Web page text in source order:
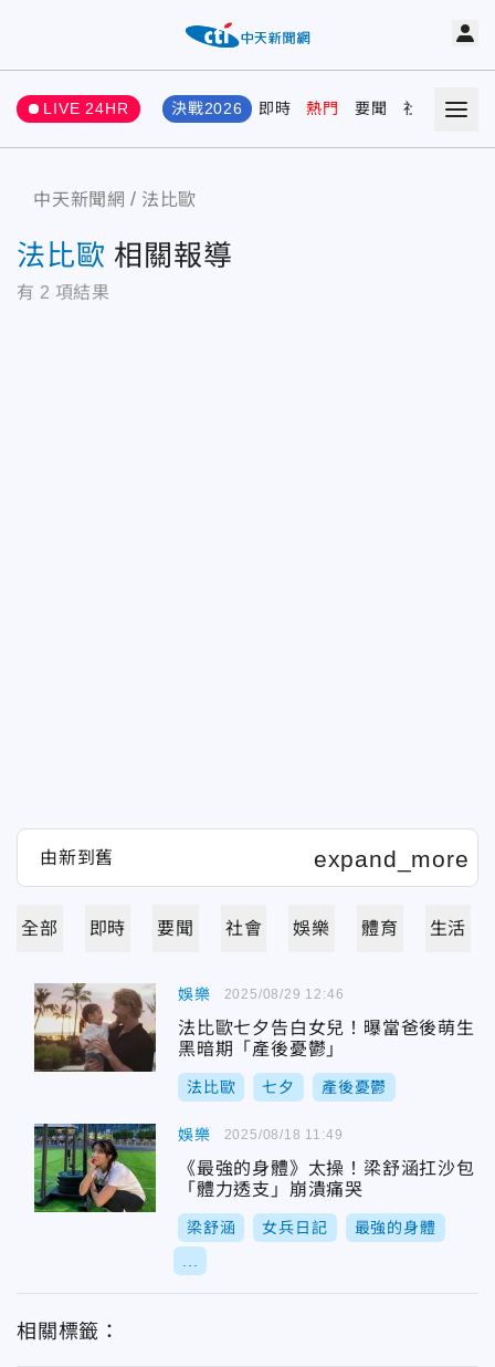
LIVE 24HR 決戰2026 即時 熱門 要聞 社會 娛樂
中天新聞網 法比歐
法比歐 相關報導
有 2 項結果
全部 即時 要聞 社會 娛樂 體育 生活
娛樂
法比歐七夕告白女兒！曝當爸後萌生
黑暗期「產後憂鬱」
法比歐 七夕 產後憂鬱
2025/08/29 12:46
娛樂
《最強的身體》太操！梁舒涵扛沙包
「體力透支」崩潰痛哭
梁舒涵 女兵日記 最強的身體
2025/08/18 11:49
相關標籤：